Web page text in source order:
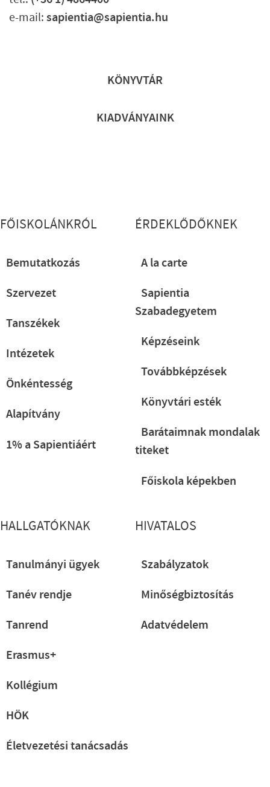
e-mail:sapientia@sapientia.hu
KÖNYVTÁR
KIADVÁNYAINK
FŐISKOLÁNKRÓL
Bemutatkozás
Szervezet
Tanszékek
Intézetek
Önkéntesség
Alapítvány
1% a Sapientiáért
ÉRDEKLŐDŐKNEK
A la carte
Sapientia
Szabadegyetem
Képzéseink
Továbbképzések
Könyvtári esték
Barátaimnak mondalak
titeket
Főiskola képekben
HALLGATÓKNAK
Tanulmányi ügyek
Tanév rendje
Tanrend
Erasmus+
Kollégium
HÖK
Életvezetési tanácsadás
HIVATALOS
Szabályzatok
Minőségbiztosítás
Adatvédelem